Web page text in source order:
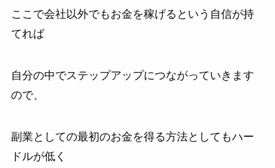
ここで会社以外でもお金を稼げるという自信が持
てれば
自分の中でステップアップにつながっていきます
ので、
副業としての最初のお金を得る方法としてもハー
ドルが低く